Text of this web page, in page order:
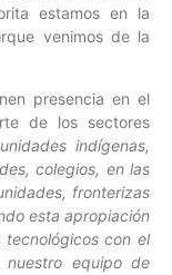
estamos en la
venimos de la
presencia en el
de los sectores
indígenas,
colegios, en las
fronterizas
esta apropiación
con el
nuestro equipo de